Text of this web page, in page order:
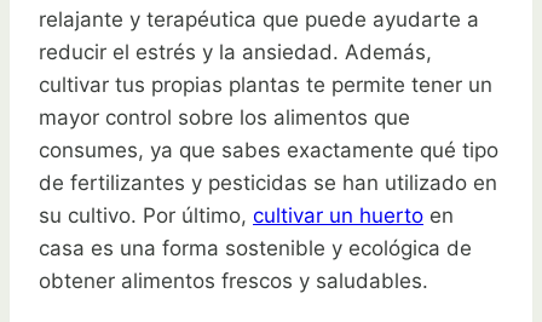
relajante y terapéutica que puede ayudarte a
reducir el estrés y la ansiedad. Además,
cultivar tus propias plantas te permite tener un
mayor control sobre los alimentos que
consumes, ya que sabes exactamente qué tipo
de fertilizantes y pesticidas se han utilizado en
su cultivo. Por último, cultivar un huerto en
casa es una forma sostenible y ecológica de
obtener alimentos frescos y saludables.